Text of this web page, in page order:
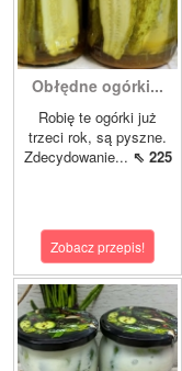
Obłędne ogórki...
Robię te ogórki już
trzeci rok, są pyszne.
Zdecydowanie... ⇖ 225
Zobacz przepis!